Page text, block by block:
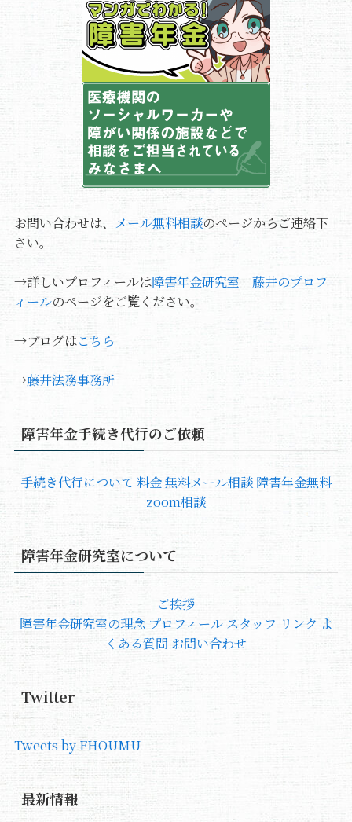
お問い合わせは、 メール無料相談のページからご連絡下
さい。
→詳しいプロフィールは障害年金研究室 藤井のプロフ
ィールのページをご覧ください。
→ブログはこちら
→藤井法務事務所
障害年金手続き代行のご依頼
手続き代行について 料金無料メール相談 障害年金無料
zoom相談
障害年金研究室について
ご挨拶
障害年金研究室の理念 プロフィール スタッフ リンク よ
くある質問 お問い合わせ
Twitter
Tweets by FHOUMU
最新情報